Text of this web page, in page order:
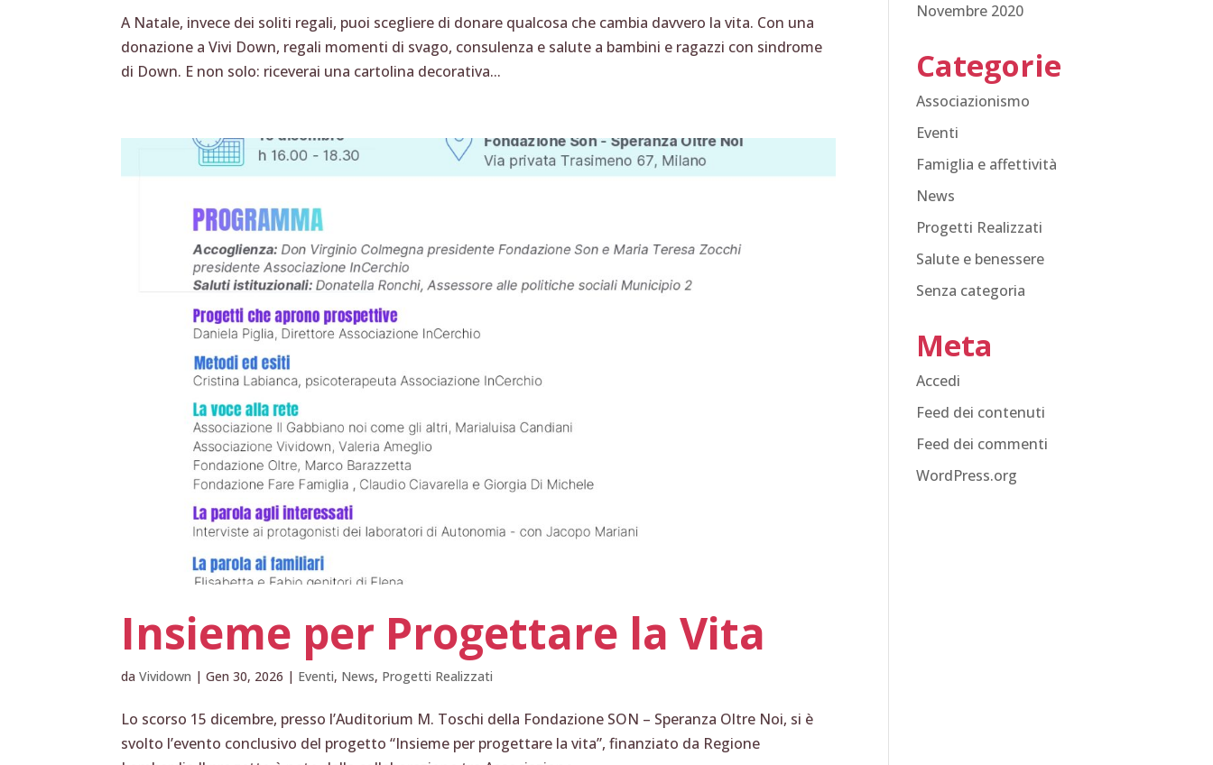
A Natale, invece dei soliti regali, puoi scegliere di donare qualcosa che cambia davvero la vita. Con una
donazione a Vivi Down, regali momenti di svago, consulenza e salute a bambini e ragazzi con sindrome
di Down. E non solo: riceverai una cartolina decorativa...
Insieme per Progettare la Vita
daVividown |Gen 30, 2026 | Eventi, News, Progetti Realizzati
Lo scorso 15 dicembre, presso l’Auditorium M. Toschi della Fondazione SON – Speranza Oltre Noi, si è
svolto l’evento conclusivo del progetto “Insieme per progettare la vita”, finanziato da Regione
Novembre 2020
Categorie
Associazionismo
Eventi
Famiglia e affettività
News
Progetti Realizzati
Salute e benessere
Senza categoria
Meta
Accedi
Feed dei contenuti
Feed dei commenti
WordPress.org